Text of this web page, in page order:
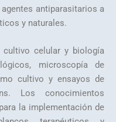
antiparasitarios a
y naturales.
cultivo celular y biología
microscopía de
cultivo y ensayos de
Los conocimientos
la implementación de